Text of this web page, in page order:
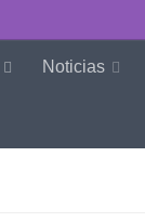
Noticias